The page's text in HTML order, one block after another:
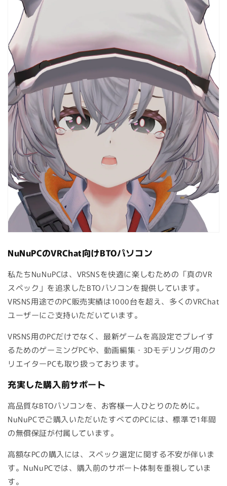
NuNuPCのVRChat向けBTOパソコン
私たちNuNuPCは、VRSNSを快適に楽しむための「真のVR
スペック」を追求したBTOパソコンを提供しています。
VRSNS用途でのPC販売実績は1000台を超え、多くのVRChat
ユーザーにご支持いただいています。
VRSNS用のPCだけでなく、最新ゲームを高設定でプレイす
るためのゲーミングPCや、動画編集・3Dモデリング用のク
リエイターPCも取り扱っております。
充実した購入前サポート
高品質なBTOパソコンを、お客様一人ひとりのために。
NuNuPCでご購入いただいたすべてのPCには、標準で1年間
の無償保証が付属しています。
高額なPCの購入には、スペック選定に関する不安が伴いま
す。NuNuPCでは、購入前のサポート体制を重視していま
す。